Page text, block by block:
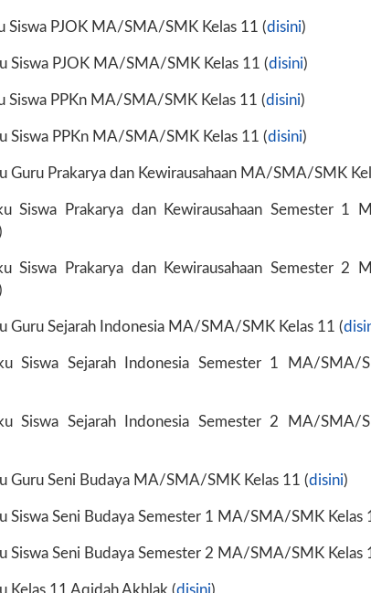
Siswa PJOK MA/SMA/SMK Kelas 11 (disini)
Siswa PJOK MA/SMA/SMK Kelas 11 (disini)
Siswa PPKn MA/SMA/SMK Kelas 11 (disini)
Siswa PPKn MA/SMA/SMK Kelas 11 (disini)
Guru Prakarya dan Kewirausahaan MA/SMA/SMK
Siswa Prakarya dan Kewirausahaan Semester 1
)
Siswa Prakarya dan Kewirausahaan Semester 2
)
Guru Sejarah Indonesia MA/SMA/SMK Kelas 11 (
Siswa Sejarah Indonesia Semester 1 MA/SMA/
Siswa Sejarah Indonesia Semester 2 MA/SMA/
Guru Seni Budaya MA/SMA/SMK Kelas 11 (disini)
Siswa Seni Budaya Semester 1 MA/SMA/SMK Kelas
Siswa Seni Budaya Semester 2 MA/SMA/SMK Kelas
Kelas 11 Aqidah Akhlak (disini)